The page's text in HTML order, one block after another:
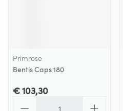
Primrose
Bentis Caps 180
€ 103,30